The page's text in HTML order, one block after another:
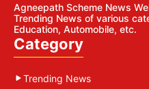
Agneepath Scheme News
Trending News of various
Education, Automobile, etc.
Category
Trending News